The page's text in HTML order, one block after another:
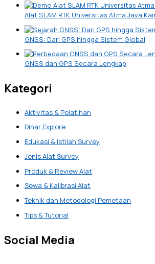
Alat SLAM RTK Universitas Atma Jaya
GNSS: Dari GPS hingga Sistem Global
GNSS dan GPS Secara Lengkap
Kategori
Aktivitas & Pelatihan
Dinar Explore
Edukasi & Istilah Survey
Jenis Alat Survey
Produk & Review Alat
Sewa & Kalibrasi Alat
Teknik dan Metodologi Pemetaan
Tips & Tutorial
Social Media